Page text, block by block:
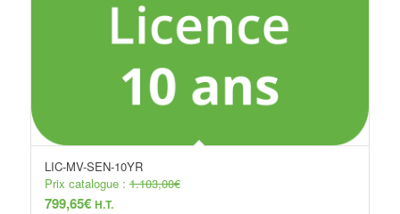
LIC-MV-SEN-10YR
Prix catalogue :1.103,00€
799,65€ H.T.